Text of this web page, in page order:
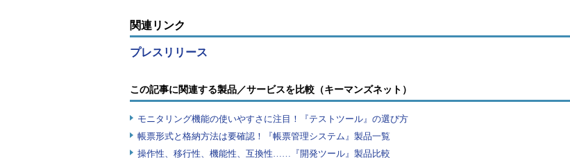
関連リンク
プレスリリース
この記事に関連する製品／サービスを比較（キーマンズネット）
モニタリング機能の使いやすさに注目！『テストツール』の選び方
帳票形式と格納方法は要確認！『帳票管理システム』製品一覧
操作性、移行性、機能性、互換性……『開発ツール』製品比較